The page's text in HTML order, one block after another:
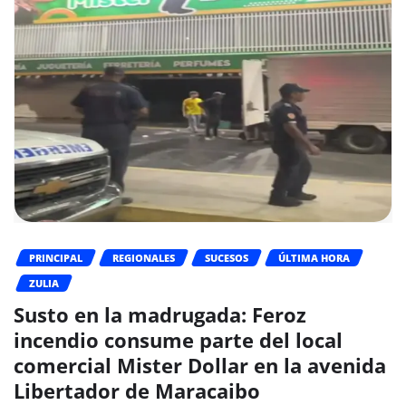
PRINCIPAL REGIONALES SUCESOS
ÚLTIMA HORA
ZULIA
Susto en la madrugada: Feroz
incendio consume parte del local
comercial Mister Dollar en la avenida
Libertador de Maracaibo